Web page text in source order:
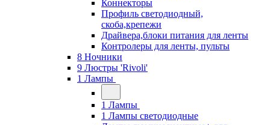
Коннекторы
Профиль светодиодный,
скоба,крепежи
Драйвера,блоки питания для ленты
Контролеры для ленты, пульты
8 Ночники
9 Люстры 'Rivoli'
1 Лампы
1 Лампы
1 Лампы светодиодные